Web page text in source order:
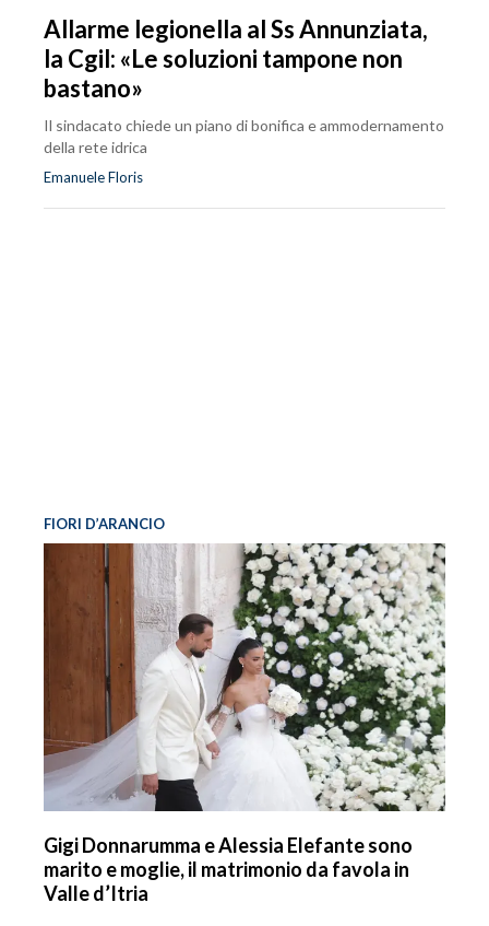
Allarme legionella al Ss Annunziata,
la Cgil: «Le soluzioni tampone non
bastano»
Il sindacato chiede un piano di bonifica e ammodernamento
della rete idrica
Emanuele Floris
FIORI D’ARANCIO
Gigi Donnarumma e Alessia Elefante sono
marito e moglie, il matrimonio da favola in
Valle d’Itria